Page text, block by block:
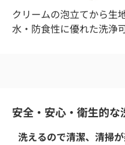
クリームの泡立てから生
水・防食性に優れた洗浄
安全・安心・衛生的
洗えるので清潔、清掃